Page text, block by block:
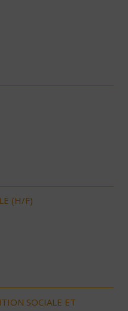
(H/F)
SOCIALE ET